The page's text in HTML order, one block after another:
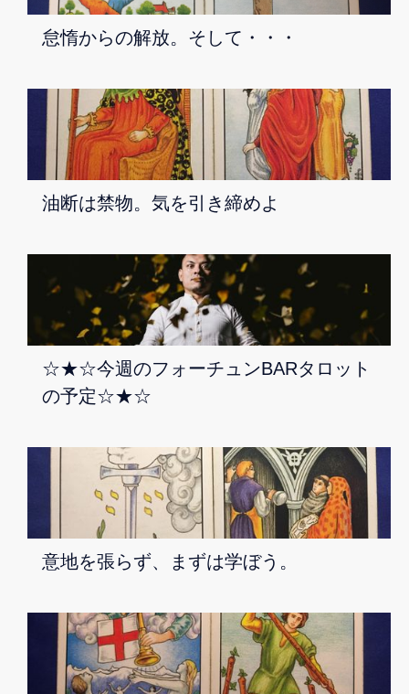
怠惰からの解放。そして・・・
油断は禁物。気を引き締めよ
☆★☆今週のフォーチュンBARタロット
の予定☆★☆
意地を張らず、まずは学ぼう。